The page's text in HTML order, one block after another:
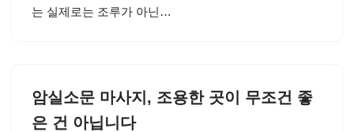
는 실제로는 조루가 아닌…
암실소문 마사지, 조용한 곳이 무조건 좋
은 건 아닙니다